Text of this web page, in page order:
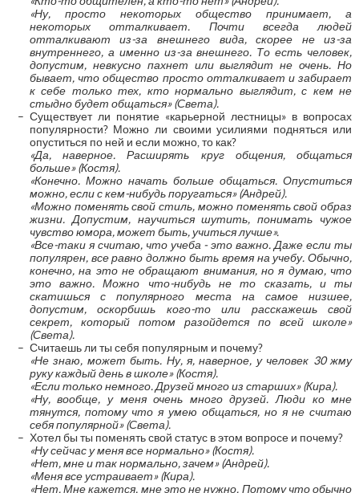
«Ну, просто некоторых общество принимает, а
некоторых отталкивает. Почти всегда людей
отталкивают из-за внешнего вида, скорее не из-за
внутреннего, а именно из-за внешнего. То есть человек,
допустим, невкусно пахнет или выглядит не очень. Но
бывает, что общество просто отталкивает и забирает
к себе только тех, кто нормально выглядит, с кем не
стыдно будет общаться» (Света).
Существует ли понятие «карьерной лестницы» в вопросах
популярности? Можно ли своими усилиями подняться или
опуститься по ней и если можно, то как?
«Да, наверное. Расширять круг общения, общаться
больше» (Костя).
«Конечно. Можно начать больше общаться. Опуститься
можно, если с кем-нибудь поругаться» (Андрей).
«Можно поменять свой стиль, можно поменять свой образ
жизни. Допустим, научиться шутить, понимать чужое
чувство юмора, может быть, учиться лучше».
«Все-таки я считаю, что учеба - это важно. Даже если ты
популярен, все равно должно быть время на учебу. Обычно,
конечно, на это не обращают внимания, но я думаю, что
это важно. Можно что-нибудь не то сказать, и ты
скатишься с популярного места на самое низшее,
допустим, оскорбишь кого-то или расскажешь свой
секрет, который потом разойдется по всей школе»
(Света).
Считаешь ли ты себя популярным и почему?
«Не знаю, может быть. Ну, я, наверное, у человек 30 жму
руку каждый день в школе» (Костя).
«Если только немного. Друзей много из старших» (Кира).
«Ну, вообще, у меня очень много друзей. Люди ко мне
тянутся, потому что я умею общаться, но я не считаю
себя популярной» (Света).
Хотел бы ты поменять свой статус в этом вопросе и почему?
«Ну сейчас у меня все нормально» (Костя).
«Нет, мне и так нормально, зачем» (Андрей).
«Меня все устраивает» (Кира).
«Нет. Мне кажется, мне это не нужно. Потому что обычно